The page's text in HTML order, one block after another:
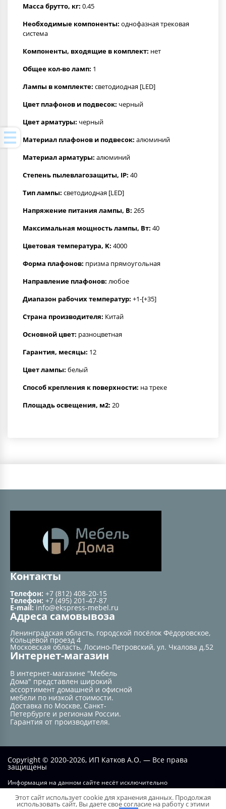
Масса брутто, кг: 0.45
Необходимые компоненты: однофазная трековая
система
Компоненты, входящие в комплект: нет
Общее кол-во ламп: 1
Лампы в комплекте: светодиодная [LED]
Цвет плафонов и подвесок: черный
Цвет арматуры: черный
Материал плафонов и подвесок: алюминий
Материал арматуры: алюминий
Степень пылевлагозащиты, IP: 40
Тип лампы: светодиодная [LED]
Напряжение питания лампы, В: 265
Максимальная мощность лампы, Вт: 40
Цветовая температура, K: 4000
Форма плафонов: призма прямоугольная
Направление плафонов: любое
Диапазон рабочих температур: +1-[+35]
Страна производителя: Китай
Основной цвет: разноцветная
Гарантия, месяцы: 12
Цвет лампы: белый
Способ крепления к поверхности: на треке
Площадь освещения, м2: 20
Контакты
Телефон: +7 (812) 408-20-15
Телефон: +7 (495) 201-47-87
E-mail: info@ekspress-mebel.ru
Адреса самовывоза
Ленинградская область, городской посёлок Фёдоровское,
Кольцевой проезд 4
Московская область, Лосино-Петровский, ул. Чкалова д.52
Интернет-магазин
В интернет-магазине "Мебель
Дома" представлен широкий
ассортимент домашней и офисной
мебели по низкой стоимости.
Доставка по Москве, Санкт-
Петербурге и регионам России.
Гарантия от производителя.
Copyright © 2020-2026, ИП Катков А.О. — Все права
защищены
Информация на данном сайте несёт исключительно
публичной офертой, определяемой положением статьи №437 ГК РФ.
Этот сайт использует cookie для хранения данных. Продолжая
использовать сайт, Вы даете свое согласие на работу с этими